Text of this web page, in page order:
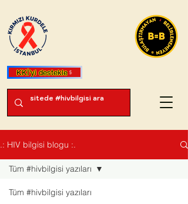
KKİ'yi destekle
.: HIV bilgisi blogu :.
Tüm #hivbilgisi yazıları
Tüm #hivbilgisi yazıları